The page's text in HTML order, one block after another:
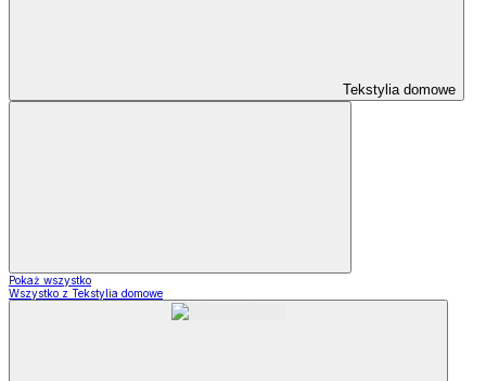
Tekstylia domowe
Pokaż wszystko
Wszystko z Tekstylia domowe